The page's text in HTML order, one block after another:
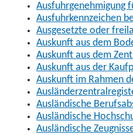
Ausfuhrgenehmigung
Ausfuhrkennzeichen
Ausgesetzte oder
Auskunft aus dem
Auskunft aus dem
Auskunft aus der
Auskunft im Rahmen
Ausländische
Ausländische
Ausländische